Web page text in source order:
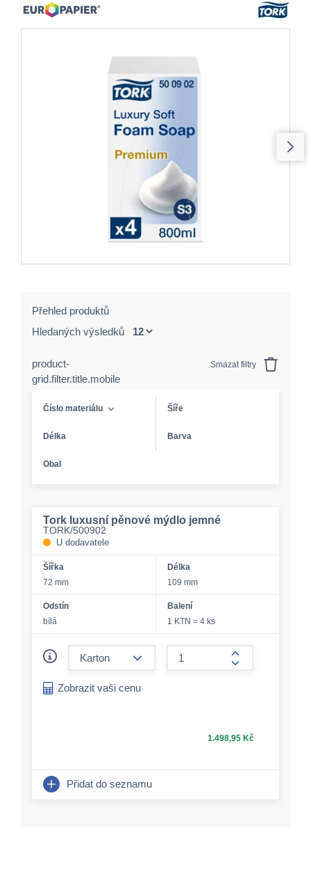
Přehled produktů
Hledaných výsledků
product-
grid.filter.title.mobile
Smazat filtry
Číslo materiálu Šíře
Délka Barva
Obal
Tork luxusní pěnové mýdlo jemné
TORK/500902
U dodavatele
Šířka
72 mm
Délka
109 mm
Odstín
bílá
Balení
1 KTN = 4 ks
form.increase-
Zobrazit vaši cenu
1.498,95 Kč
Přidat do seznamu